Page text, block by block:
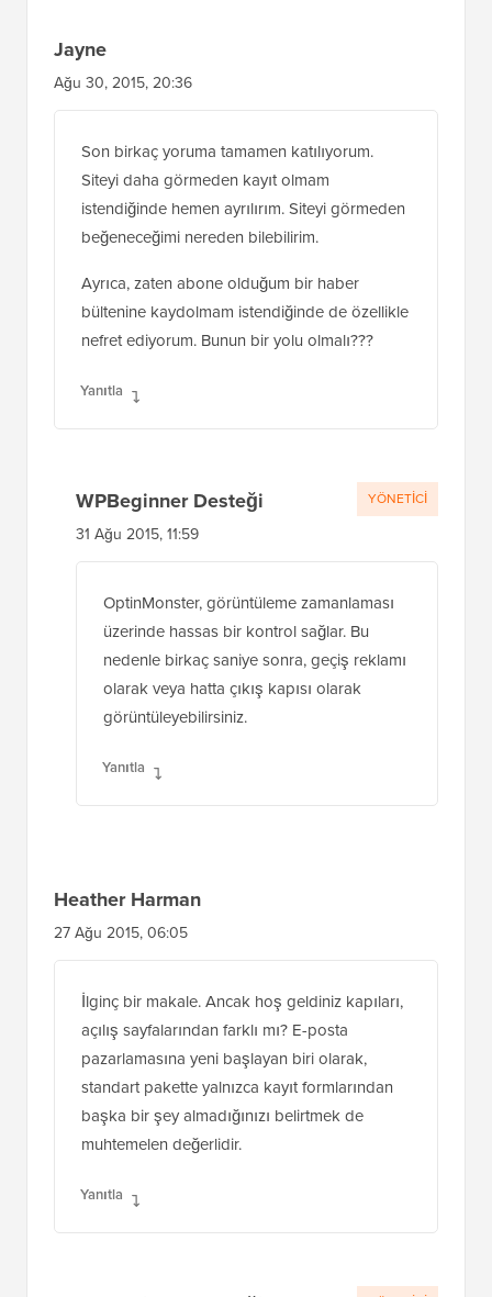
Jayne
Ağu 30, 2015, 20:36
Son birkaç yoruma tamamen katılıyorum.
Siteyi daha görmeden kayıt olmam
istendiğinde hemen ayrılırım. Siteyi görmeden
beğeneceğimi nereden bilebilirim.
Ayrıca, zaten abone olduğum bir haber
bültenine kaydolmam istendiğinde de özellikle
nefret ediyorum. Bunun bir yolu olmalı???
Yanıtla
WPBeginner Desteği
31 Ağu 2015, 11:59
OptinMonster, görüntüleme zamanlaması
üzerinde hassas bir kontrol sağlar. Bu
nedenle birkaç saniye sonra, geçiş reklamı
olarak veya hatta çıkış kapısı olarak
görüntüleyebilirsiniz.
Yanıtla
YÖNETICI
Heather Harman
27 Ağu 2015, 06:05
İlginç bir makale. Ancak hoş geldiniz kapıları,
açılış sayfalarından farklı mı? E-posta
pazarlamasına yeni başlayan biri olarak,
standart pakette yalnızca kayıt formlarından
başka bir şey almadığınızı belirtmek de
muhtemelen değerlidir.
Yanıtla